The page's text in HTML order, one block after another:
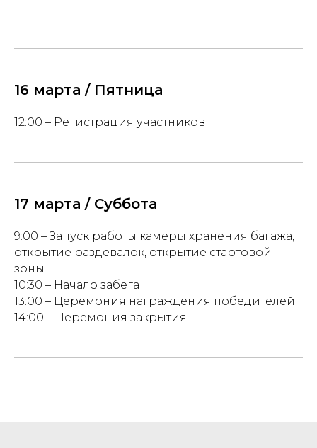
16 марта / Пятница
12:00 – Регистрация участников
17 марта / Суббота
9:00 – Запуск работы камеры хранения багажа,
открытие раздевалок, открытие стартовой
зоны
10:30 – Начало забега
13:00 – Церемония награждения победителей
14:00 – Церемония закрытия